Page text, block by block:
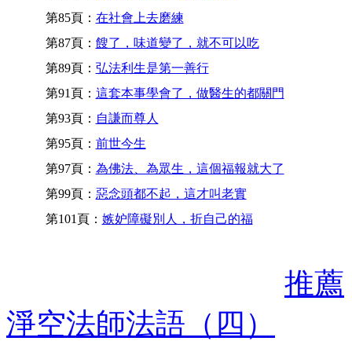
第85頁： 在社會上去磨練
第87頁： 餿了，味道變了，就不可以吃
第89頁： 弘法利生是第一善行
第91頁： 這套本事學會了，做醫生的都關門
第93頁： 自謙而尊人
第95頁： 前世今生
第97頁： 為佛法、為眾生，這個福報就大了
第99頁： 惡念頭都不起，這才叫老實
第101頁： 嫉妒障礙別人，折自己的福
推薦
淨空法師法語（四）